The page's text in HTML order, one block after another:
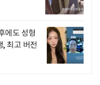
에도 성형
최고 버전